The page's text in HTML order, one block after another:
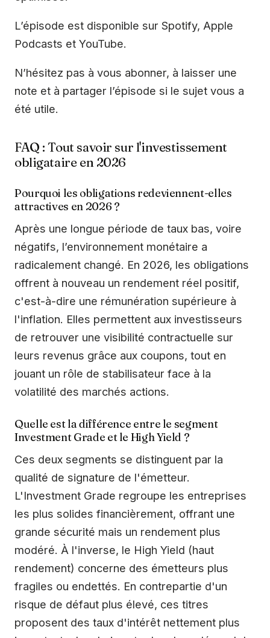
L’épisode est disponible sur Spotify, Apple
Podcasts et YouTube.
N’hésitez pas à vous abonner, à laisser une
note et à partager l’épisode si le sujet vous a
été utile.
FAQ : Tout savoir sur l'investissement
obligataire en 2026
Pourquoi les obligations redeviennent-elles
attractives en 2026 ?
Après une longue période de taux bas, voire
négatifs, l’environnement monétaire a
radicalement changé. En 2026, les obligations
offrent à nouveau un rendement réel positif,
c'est-à-dire une rémunération supérieure à
l'inflation. Elles permettent aux investisseurs
de retrouver une visibilité contractuelle sur
leurs revenus grâce aux coupons, tout en
jouant un rôle de stabilisateur face à la
volatilité des marchés actions.
Quelle est la différence entre le segment
Investment Grade et le High Yield ?
Ces deux segments se distinguent par la
qualité de signature de l'émetteur.
L'Investment Grade regroupe les entreprises
les plus solides financièrement, offrant une
grande sécurité mais un rendement plus
modéré. À l'inverse, le High Yield (haut
rendement) concerne des émetteurs plus
fragiles ou endettés. En contrepartie d'un
risque de défaut plus élevé, ces titres
proposent des taux d'intérêt nettement plus